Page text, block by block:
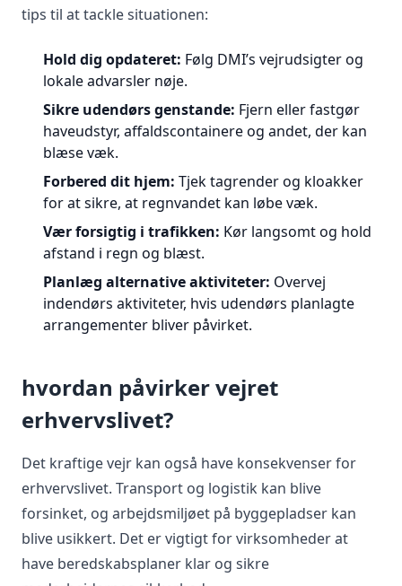
tips til at tackle situationen:
Hold dig opdateret: Følg DMI’s vejrudsigter og
lokale advarsler nøje.
Sikre udendørs genstande: Fjern eller fastgør
haveudstyr, affaldscontainere og andet, der kan
blæse væk.
Forbered dit hjem: Tjek tagrender og kloakker
for at sikre, at regnvandet kan løbe væk.
Vær forsigtig i trafikken: Kør langsomt og hold
afstand i regn og blæst.
Planlæg alternative aktiviteter: Overvej
indendørs aktiviteter, hvis udendørs planlagte
arrangementer bliver påvirket.
hvordan påvirker vejret
erhvervslivet?
Det kraftige vejr kan også have konsekvenser for
erhvervslivet. Transport og logistik kan blive
forsinket, og arbejdsmiljøet på byggepladser kan
blive usikkert. Det er vigtigt for virksomheder at
have beredskabsplaner klar og sikre